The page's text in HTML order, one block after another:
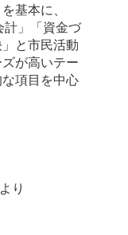
基本に、
計」「資金づ
と市民活動
が高いテー
項目を中心
り